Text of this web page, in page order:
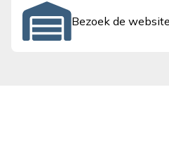
Bezoek de website